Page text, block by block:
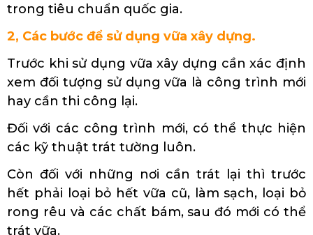
trong tiêu chuẩn quốc gia.
2, Các bước để sử dụng vữa xây dựng.
Trước khi sử dụng vữa xây dựng cần xác định
xem đối tượng sử dụng vữa là công trình mới
hay cần thi công lại.
Đối với các công trình mới, có thể thực hiện
các kỹ thuật trát tường luôn.
Còn đối với những nơi cần trát lại thì trước
hết phải loại bỏ hết vữa cũ, làm sạch, loại bỏ
rong rêu và các chất bám, sau đó mới có thể
trát vữa.